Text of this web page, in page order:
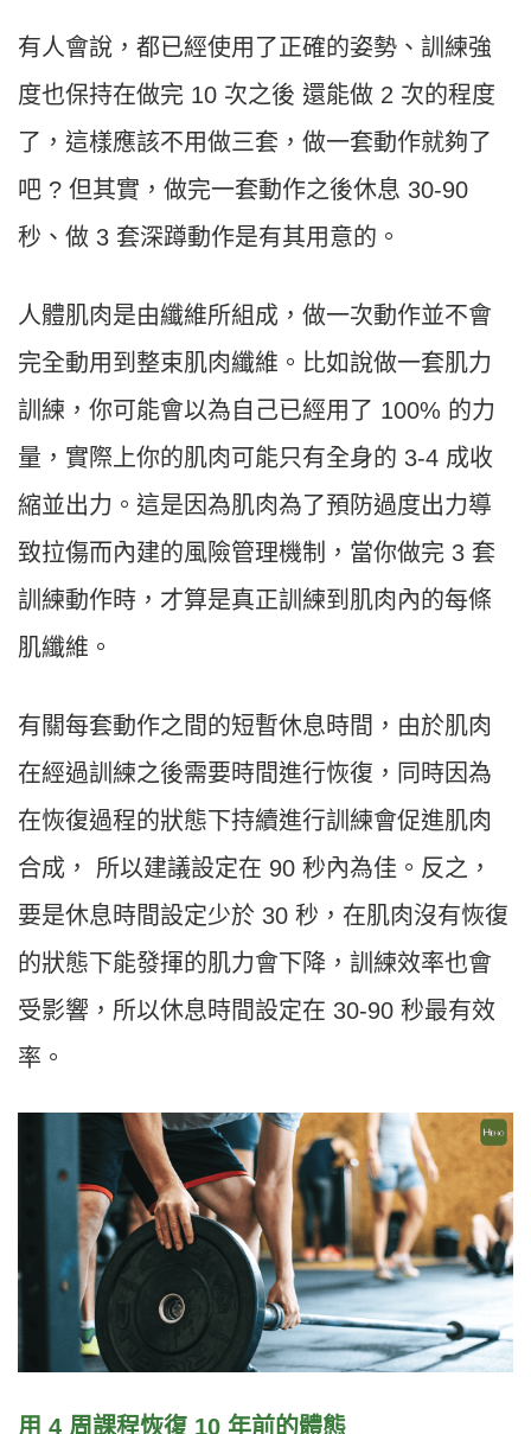
有人會說，都已經使用了正確的姿勢、訓練強
度也保持在做完 10 次之後 還能做 2 次的程度
了，這樣應該不用做三套，做一套動作就夠了
吧 ? 但其實，做完一套動作之後休息 30-90
秒、做 3 套深蹲動作是有其用意的。
人體肌肉是由纖維所組成，做一次動作並不會
完全動用到整束肌肉纖維。比如說做一套肌力
訓練，你可能會以為自己已經用了 100% 的力
量，實際上你的肌肉可能只有全身的 3-4 成收
縮並出力。這是因為肌肉為了預防過度出力導
致拉傷而內建的風險管理機制，當你做完 3 套
訓練動作時，才算是真正訓練到肌肉內的每條
肌纖維。
有關每套動作之間的短暫休息時間，由於肌肉
在經過訓練之後需要時間進行恢復，同時因為
在恢復過程的狀態下持續進行訓練會促進肌肉
合成，
所以建議設定在 90 秒內為佳。反之，
要是休息時間設定少於 30 秒，在肌肉沒有恢復
的狀態下能發揮的肌力會下降，訓練效率也會
受影響，所以休息時間設定在 30-90 秒最有效
率。
用 4 周課程恢復 10 年前的體態